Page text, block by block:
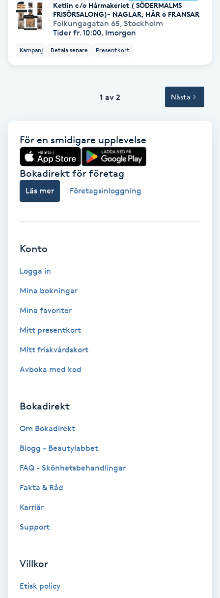
Spa-manikyr
Spraytan
Svensk massage
Svettbehandling
Tandblekning
Tandläkare
Tatueringsborttagning
Thaimassage
Toning
Torrborstning
Ketlin c/o Hårmakeriet ( SÖDERMALMS
FRISÖRSALONG)- NAGLAR, HÅR o FRANSAR
Folkungagatan 65, Stockholm
Tider fr. 10:00, Imorgon
Kampanj Betala senare Presentkort
1 av 2 Nästa
För en smidigare upplevelse
Bokadirekt för företag
Läs mer Företagsinloggning
Konto
Logga in
Mina bokningar
Mina favoriter
Mitt presentkort
Mitt friskvårdskort
Avboka med kod
Bokadirekt
Om Bokadirekt
Blogg - Beautylabbet
FAQ - Skönhetsbehandlingar
Fakta & Råd
Karriär
Support
Villkor
Etisk policy